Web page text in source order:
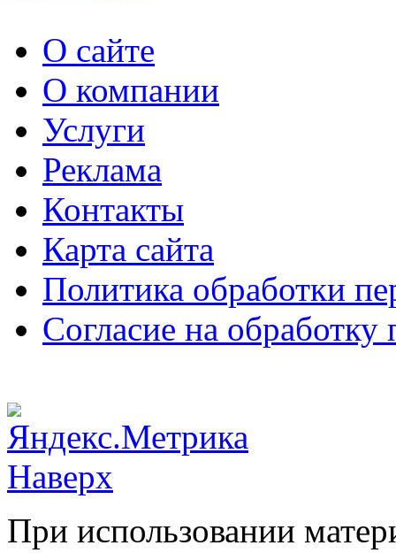
О сайте
О компании
Услуги
Реклама
Контакты
Карта сайта
Политика обработки
Согласие на
Наверх
При использовании